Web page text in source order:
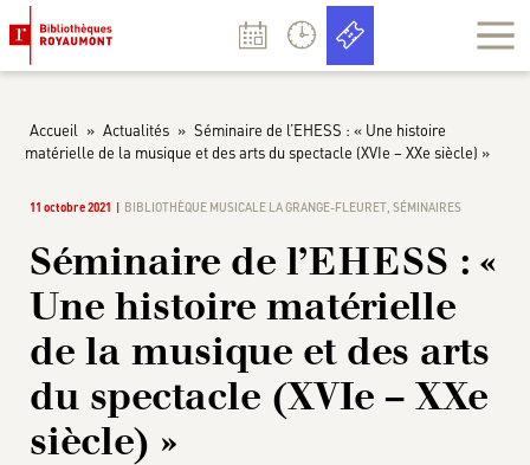
Accueil » Actualités » Séminaire de l’EHESS : « Une histoire
matérielle de la musique et des arts du spectacle (XVIe – XXe siècle) »
11 octobre 2021 BIBLIOTHÈQUE MUSICALE LA GRANGE-FLEURET SÉMINAIRES
Séminaire de l’EHESS : «
Une histoire matérielle
de la musique et des arts
du spectacle (XVIe – XXe
siècle) »
Panneau de gestion des cookies